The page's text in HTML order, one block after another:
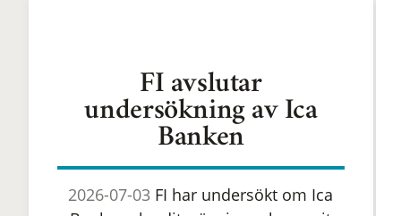
FI avslutar
undersökning av Ica
Banken
2026-07-03 FI har undersökt om Ica